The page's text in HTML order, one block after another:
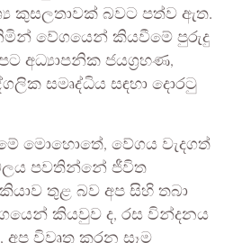
කුසලතාවක් බවට පත්ව ඇත.
වේගයෙන් කියවීමේ පුරුදු
අධ්‍යාපනික ජයග්‍රහණ,
සමෘද්ධිය සඳහා දොරටු
මොහොතේ, වේගය වැදගත්
පවතින්නේ ජීවිත
තුළ බව අප සිහි තබා
කියවුව ද, රස වින්දනය
අප විවෘත කරන සෑම